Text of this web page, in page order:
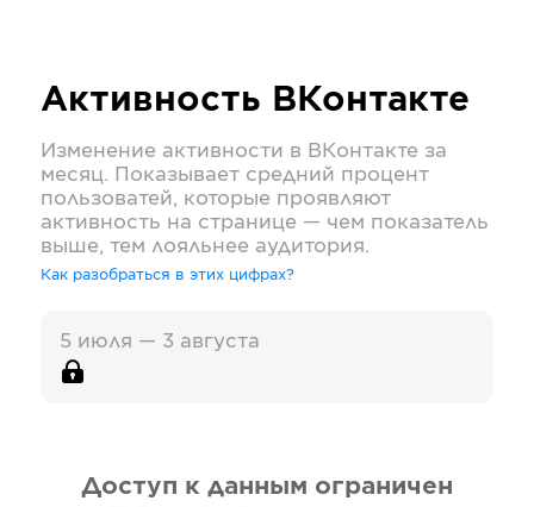
Активность ВКонтакте
Изменение активности в ВКонтакте за
месяц. Показывает средний процент
пользоватей, которые проявляют
активность на странице — чем показатель
выше, тем лояльнее аудитория.
Как разобраться в этих цифрах?
5 июля — 3 августа
Доступ к данным ограничен